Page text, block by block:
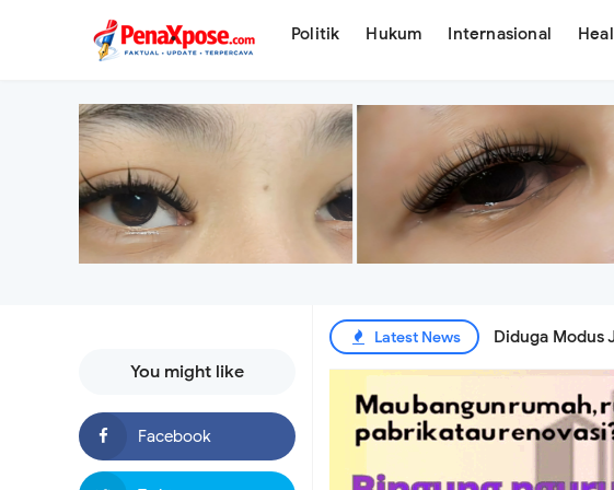
. Politik Hukum Internasional
You might like
Latest News Diduga Modus
Tagih Tanggung Jawab Pemberi Dana